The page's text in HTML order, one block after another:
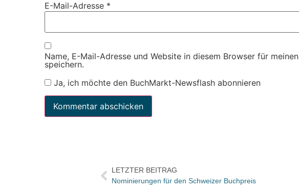
E-Mail-Adresse *
Name, E-Mail-Adresse und Website in diesem Browser für
speichern.
Ja, ich möchte den BuchMarkt-Newsflash abonnieren
LETZTER BEITRAG
Nominierungen für den Schweizer Buchpreis